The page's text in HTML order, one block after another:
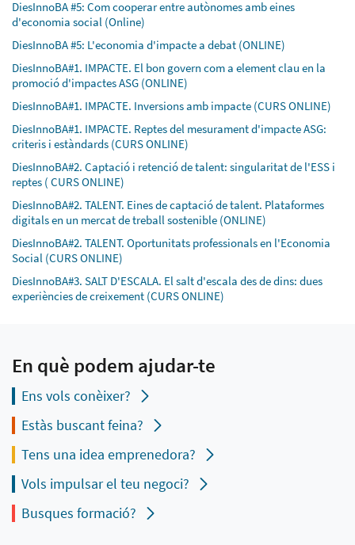
DiesInnoBA #5: Com cooperar entre autònomes amb eines
d'economia social (Online)
DiesInnoBA #5: L'economia d'impacte a debat (ONLINE)
DiesInnoBA#1. IMPACTE. El bon govern com a element clau en la
promoció d'impactes ASG (ONLINE)
DiesInnoBA#1. IMPACTE. Inversions amb impacte (CURS ONLINE)
DiesInnoBA#1. IMPACTE. Reptes del mesurament d'impacte ASG:
criteris i estàndards (CURS ONLINE)
DiesInnoBA#2. Captació i retenció de talent: singularitat de l'ESS i
reptes ( CURS ONLINE)
DiesInnoBA#2. TALENT. Eines de captació de talent. Plataformes
digitals en un mercat de treball sostenible (ONLINE)
DiesInnoBA#2. TALENT. Oportunitats professionals en l'Economia
Social (CURS ONLINE)
DiesInnoBA#3. SALT D'ESCALA. El salt d'escala des de dins: dues
experiències de creixement (CURS ONLINE)
En què podem ajudar-te
Ens vols conèixer?
Estàs buscant feina?
Tens una idea emprenedora?
Vols impulsar el teu negoci?
Busques formació?